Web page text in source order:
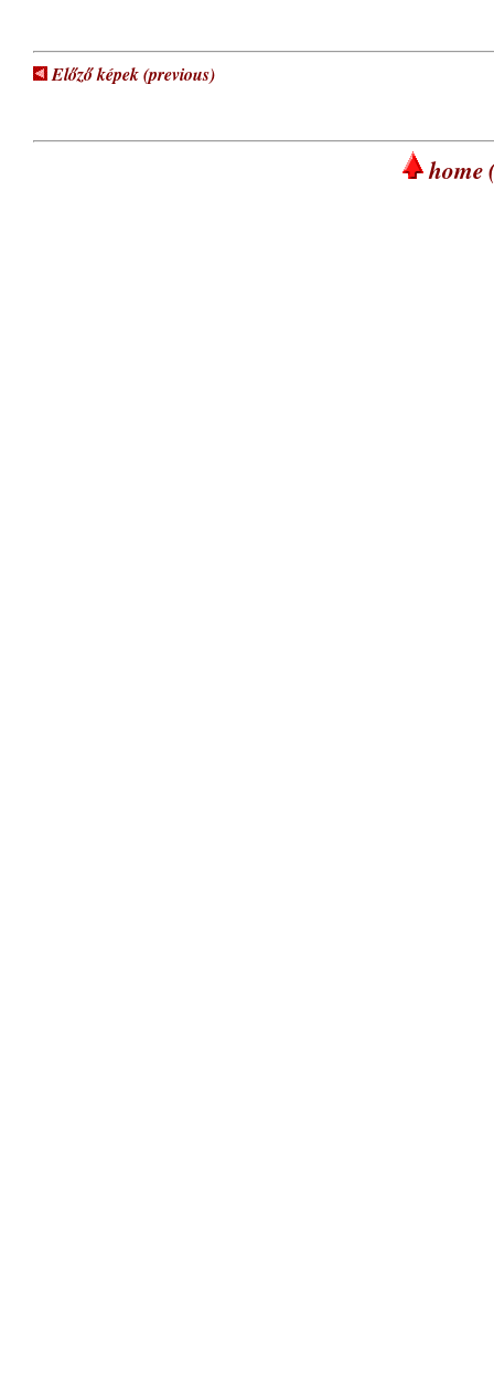
Előző képek (previous)
home